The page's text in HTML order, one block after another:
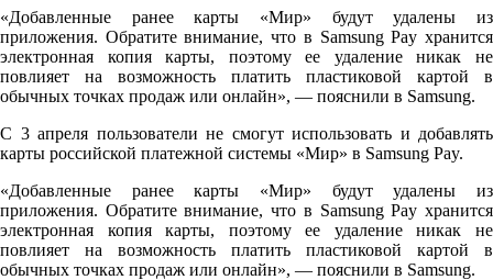
«Добавленные ранее карты «Мир» будут удалены из
приложения. Обратите внимание, что в Samsung Pay хранится
электронная копия карты, поэтому ее удаление никак не
повлияет на возможность платить пластиковой картой в
обычных точках продаж или онлайн», — пояснили в Samsung.
С 3 апреля пользователи не смогут использовать и добавлять
карты российской платежной системы «Мир» в Samsung Pay.
«Добавленные ранее карты «Мир» будут удалены из
приложения. Обратите внимание, что в Samsung Pay хранится
электронная копия карты, поэтому ее удаление никак не
повлияет на возможность платить пластиковой картой в
обычных точках продаж или онлайн», — пояснили в Samsung.